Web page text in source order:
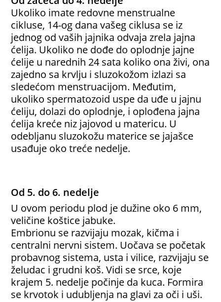
Ukoliko imate redovne menstrualne
cikluse, 14-og dana vašeg ciklusa se iz
jednog od vaših jajnika odvaja zrela jajna
ćelija. Ukoliko ne dođe do oplodnje jajne
ćelije u narednih 24 sata koliko ona živi, ona
zajedno sa krvlju i sluzokožom izlazi sa
sledećom menstruacijom. Međutim,
ukoliko spermatozoid uspe da uđe u jajnu
ćeliju, dolazi do oplodnje, i oplođena jajna
ćelija kreće niz jajovod u matericu. U
odebljanu sluzokožu materice se jajašce
usađuje oko treće nedelje.
Od 5. do 6. nedelje
U ovom periodu plod je dužine oko 6 mm,
veličine koštice jabuke.
Embrionu se razvijaju mozak, kičma i
centralni nervni sistem. Uočava se početak
probavnog sistema, usta i vilice, razvijaju se
želudac i grudni koš. Vidi se srce, koje
krajem 5. nedelje počinje da kuca. Formira
se krvotok i udubljenja na glavi za oči i uši.